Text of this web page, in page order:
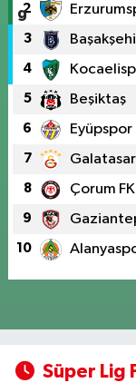
2
3
4
5 Beşiktaş
6 Eyüpspor
7
8 Çorum FK
9
10
Süper Lig